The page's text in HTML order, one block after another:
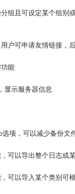
组且可设定某个组别
户可申请友情链接，
能
显示服务器信息
项，可以减少备份文
，可以导出整个日志或
，可以导入某个类别可